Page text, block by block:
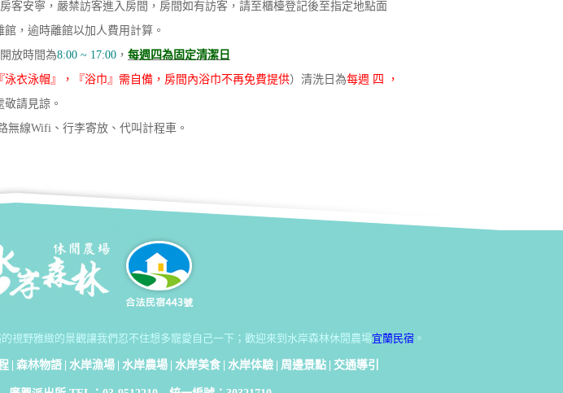
客安寧，嚴禁訪客進入房間，房間如有訪客，請至櫃檯登記後至指定地點面
館，逾時離館以加人費用計算。
放時間為8:00 ~ 17:00 ， 每週四為固定清潔日
泳衣泳帽』，『浴巾』需自備，房間內浴巾不再免費提供）清洗日為每週 四 ，
敬請見諒。
無線Wifi、行李寄放、代叫計程車。
視野雅緻的景觀讓我們忍不住想多寵愛自己一下；歡迎來到水岸森林休閒農場宜蘭民宿 。
森林物語 水岸漁場 水岸農場 水岸美食 水岸体驗 周邊景點 交通導引